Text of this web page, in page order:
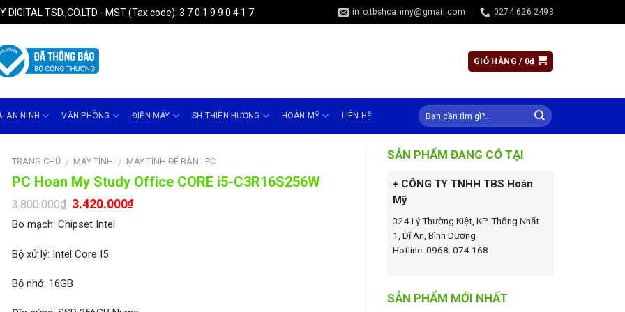
DIGITAL TSD.,CO.LTD - MST (Tax code): 3 7 0 1 9 9 0 4 1 7 info.tbshoanmy@gmail.com 0274.626 2493
GIỎ HÀNG / 0₫
AN NINH VĂN PHÒNG ĐIỆN MÁY SH THIÊN HƯƠNG HOÀN MỸ LIÊN HỆ
TRANG CHỦ / MÁY TÍNH / MÁY TÍNH ĐỂ BÀN - PC
PC Hoan My Study Office CORE i5-C3R16S256W
3.800.000₫ 3.420.000₫
Bo mạch: Chipset Intel
Bộ xử lý: Intel Core I5
Bộ nhớ: 16GB
SẢN PHẨM ĐANG CÓ TẠI
+ CÔNG TY TNHH TBS Hoàn
Mỹ
324 Lý Thường Kiệt, KP. Thống Nhất
1, Dĩ An, Bình Dương
Hotline: 0968. 074 168
SẢN PHẨM MỚI NHẤT